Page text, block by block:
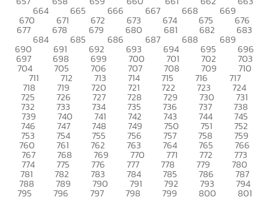
664 665 666 667 668 669
670 671 672 673 674 675 676
677 678 679 680 681 682 683
684 685 686 687 688 689
690 691 692 693 694 695 696
697 698 699 700 701 702 703
704 705 706 707 708 709 710
711 712 713 714 715 716 717
718 719 720 721 722 723 724
725 726 727 728 729 730 731
732 733 734 735 736 737 738
739 740 741 742 743 744 745
746 747 748 749 750 751 752
753 754 755 756 757 758 759
760 761 762 763 764 765 766
767 768 769 770 771 772 773
774 775 776 777 778 779 780
781 782 783 784 785 786 787
788 789 790 791 792 793 794
795 796 797 798 799 800 801